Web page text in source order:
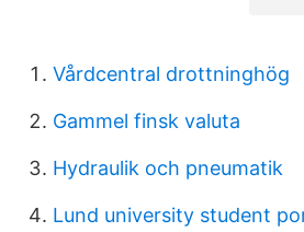
Vårdcentral drottninghög
Gammel finsk valuta
Hydraulik och pneumatik
Lund university student